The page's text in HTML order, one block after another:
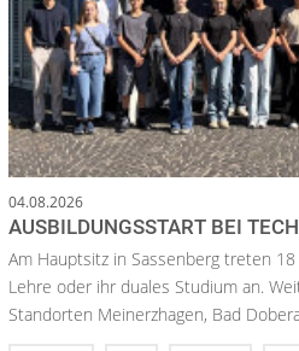
04.08.2026
AUSBILDUNGSSTART BEI
Am Hauptsitz in Sassenberg treten
Lehre oder ihr duales Studium an.
Standorten Meinerzhagen, Bad